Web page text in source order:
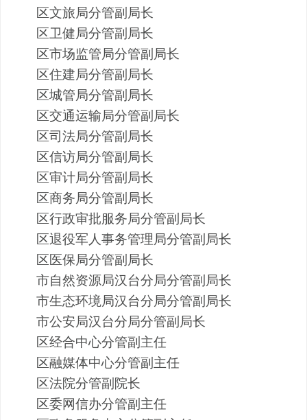
区文旅局分管副局长
区 卫健局分管副局长
区市场监管局分管副局长
区住建局分管副局长
区城管局分管副局长
区交通运输局分管副局长
区司法局分管副局长
区信访局分管副局长
区审计局分管副局长
区商务局分管副局长
区行政审批服务局分管副局长
区退役军人事务管理局分管副局长
区医保局分管副局长
市自然资源局汉台分局分管副局长
市生态环境局汉台分局分管副局长
市公安局汉台分局分管副局长
区经合中心分管副主任
区融媒体中心分管副主任
区法院分管副院长
区委网信办分管副 主任